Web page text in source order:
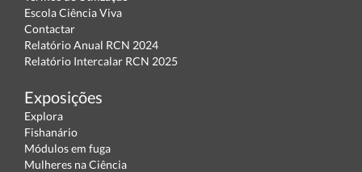
Escola Ciência Viva
Contactar
Relatório Anual RCN 2024
Relatório Intercalar RCN 2025
Exposições
Explora
Fishanário
Módulos em fuga
Mulheres na Ciência